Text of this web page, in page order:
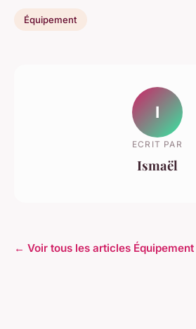
Équipement
I
ECRIT PAR
Ismaël
← Voir tous les articles Équipement